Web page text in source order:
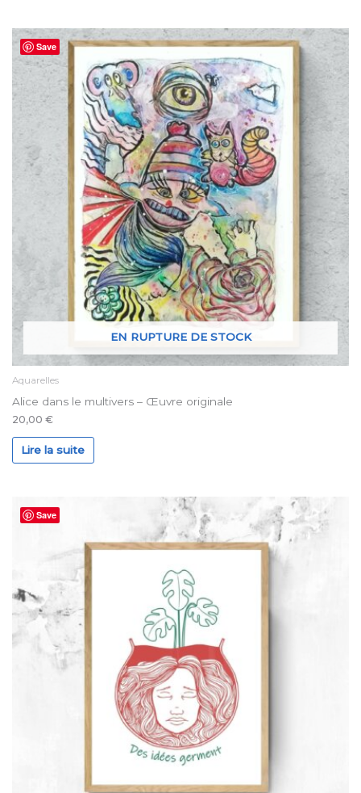
plusieurs
Les
options
peuvent
être
choisies
sur
la
page
du
produit
Save
EN RUPTURE DE STOCK
Aquarelles
Alice dans le multivers – Œuvre originale
20,00 €
Lire la suite
Save